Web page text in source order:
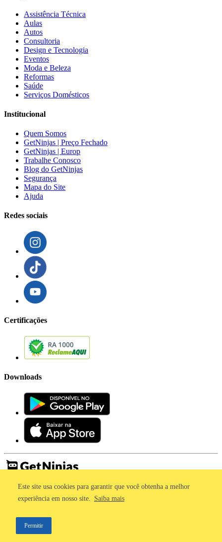
Este site usa cookies para garantir que você obtenha a melhor
experiência em nosso site. Saiba mais
Permitir
Assistência Técnica
Aulas
Autos
Consultoria
Design e Tecnologia
Eventos
Moda e Beleza
Reformas
Saúde
Serviços Domésticos
Institucional
Quem Somos
GetNinjas | Preço Fechado
GetNinjas | Europ
Trabalhe Conosco
Blog do GetNinjas
Segurança
Mapa do Site
Ajuda
Redes sociais
Certificações
Downloads
Imprensa
Termos de Uso
©2011 - 2026, GetNinjas LTDA. CNPJ 55.744.877/0001-89 - Rua
Dr. Fernandes Coelho, 85 - 3º andar - São Paulo/SP - Brasil